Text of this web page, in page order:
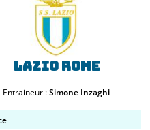
Lazio Rome
Entraineur :Simone Inzaghi